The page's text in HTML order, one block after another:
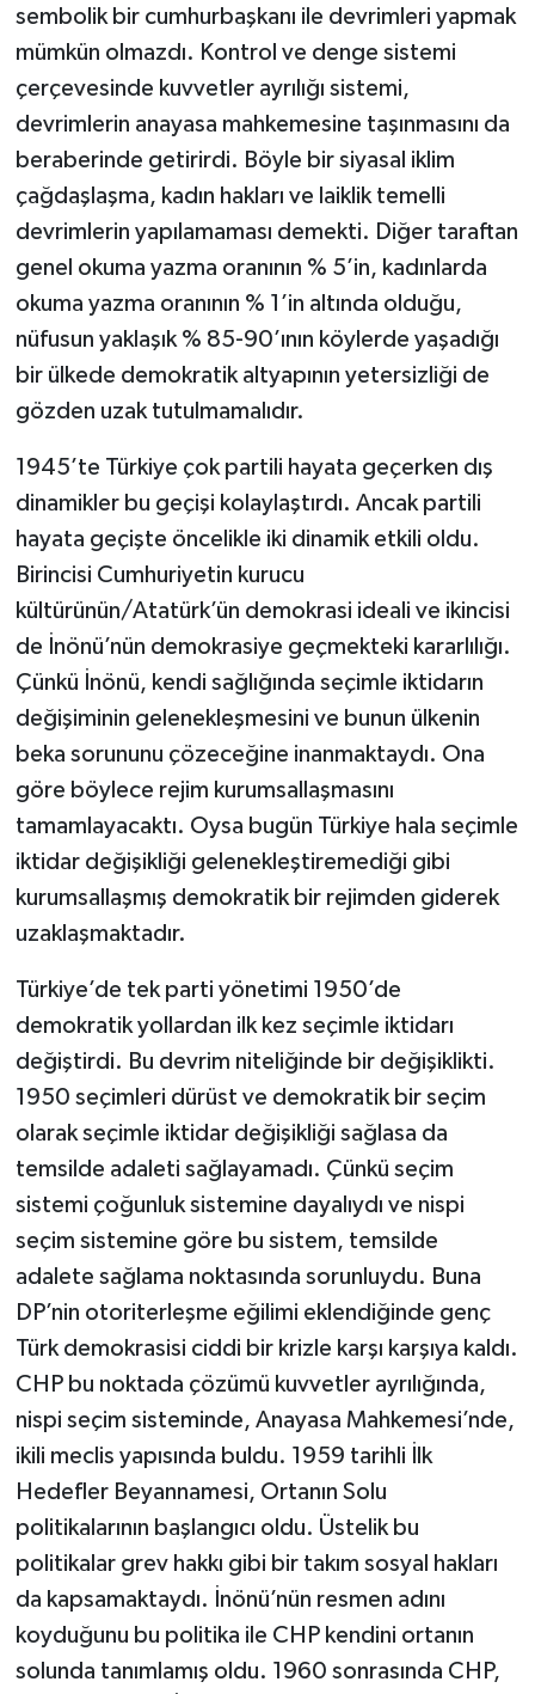
sembolik bir cumhurbaşkanı ile devrimleri yapmak
mümkün olmazdı. Kontrol ve denge sistemi
çerçevesinde kuvvetler ayrılığı sistemi,
devrimlerin anayasa mahkemesine taşınmasını da
beraberinde getirirdi. Böyle bir siyasal iklim
çağdaşlaşma, kadın hakları ve laiklik temelli
devrimlerin yapılamaması demekti. Diğer taraftan
genel okuma yazma oranının % 5’in, kadınlarda
okuma yazma oranının % 1’in altında olduğu,
nüfusun yaklaşık % 85-90’ının köylerde yaşadığı
bir ülkede demokratik altyapının yetersizliği de
gözden uzak tutulmamalıdır.
1945’te Türkiye çok partili hayata geçerken dış
dinamikler bu geçişi kolaylaştırdı. Ancak partili
hayata geçişte öncelikle iki dinamik etkili oldu.
Birincisi Cumhuriyetin kurucu
kültürünün/Atatürk’ün demokrasi ideali ve ikincisi
de İnönü’nün demokrasiye geçmekteki kararlılığı.
Çünkü İnönü, kendi sağlığında seçimle iktidarın
değişiminin gelenekleşmesini ve bunun ülkenin
beka sorununu çözeceğine inanmaktaydı. Ona
göre böylece rejim kurumsallaşmasını
tamamlayacaktı. Oysa bugün Türkiye hala seçimle
iktidar değişikliği gelenekleştiremediği gibi
kurumsallaşmış demokratik bir rejimden giderek
uzaklaşmaktadır.
Türkiye’de tek parti yönetimi 1950’de
demokratik yollardan ilk kez seçimle iktidarı
değiştirdi. Bu devrim niteliğinde bir değişiklikti.
1950 seçimleri dürüst ve demokratik bir seçim
olarak seçimle iktidar değişikliği sağlasa da
temsilde adaleti sağlayamadı. Çünkü seçim
sistemi çoğunluk sistemine dayalıydı ve nispi
seçim sistemine göre bu sistem, temsilde
adalete sağlama noktasında sorunluydu. Buna
DP’nin otoriterleşme eğilimi eklendiğinde genç
Türk demokrasisi ciddi bir krizle karşı karşıya kaldı.
CHP bu noktada çözümü kuvvetler ayrılığında,
nispi seçim sisteminde, Anayasa Mahkemesi’nde,
ikili meclis yapısında buldu. 1959 tarihli İlk
Hedefler Beyannamesi, Ortanın Solu
politikalarının başlangıcı oldu. Üstelik bu
politikalar grev hakkı gibi bir takım sosyal hakları
da kapsamaktaydı. İnönü’nün resmen adını
koyduğunu bu politika ile CHP kendini ortanın
solunda tanımlamış oldu. 1960 sonrasında CHP,